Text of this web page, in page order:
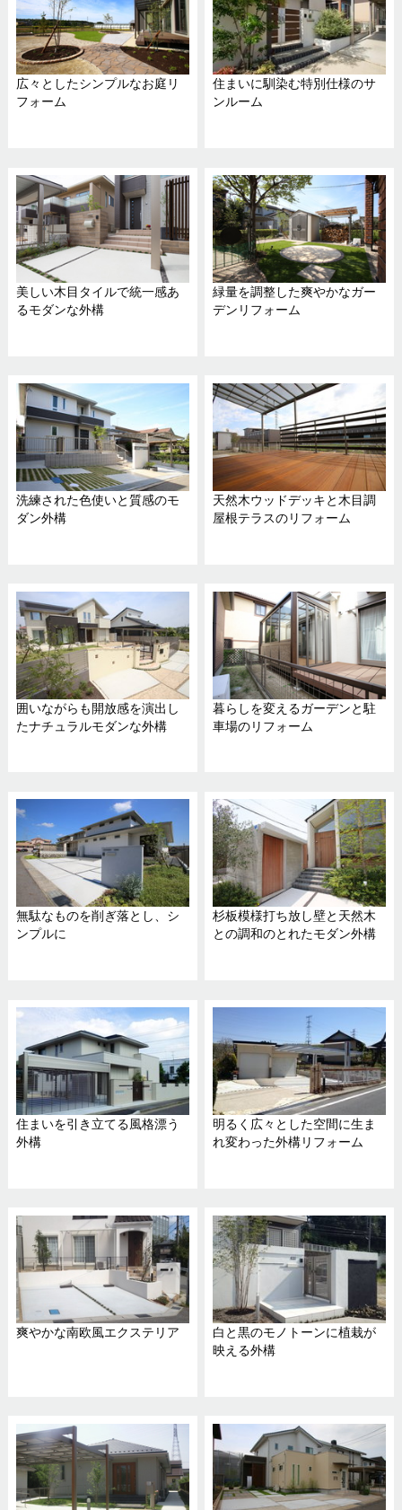
広々としたシンプルなお庭リ
フォーム
住まいに馴染む特別仕様のサ
ンルーム
美しい木目タイルで統一感あ
るモダンな外構
緑量を調整した爽やかなガー
デンリフォーム
洗練された色使いと質感のモ
ダン外構
天然木ウッドデッキと木目調
屋根テラスのリフォーム
囲いながらも開放感を演出し
たナチュラルモダンな外構
暮らしを変えるガーデンと駐
車場のリフォーム
無駄なものを削ぎ落とし、シ
ンプルに
杉板模様打ち放し壁と天然木
との調和のとれたモダン外構
住まいを引き立てる風格漂う
外構
明るく広々とした空間に生ま
れ変わった外構リフォーム
爽やかな南欧風エクステリア
白と黒のモノトーンに植栽が
映える外構